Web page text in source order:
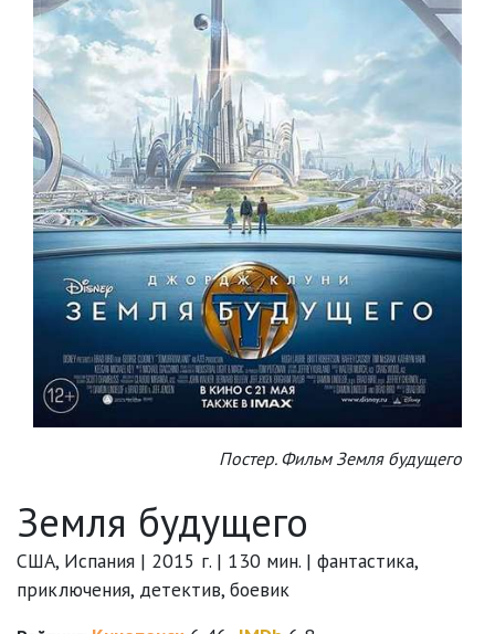
Постер. Фильм Земля будущего
Земля будущего
США, Испания | 2015 г. | 130 мин. | фантастика,
приключения, детектив, боевик